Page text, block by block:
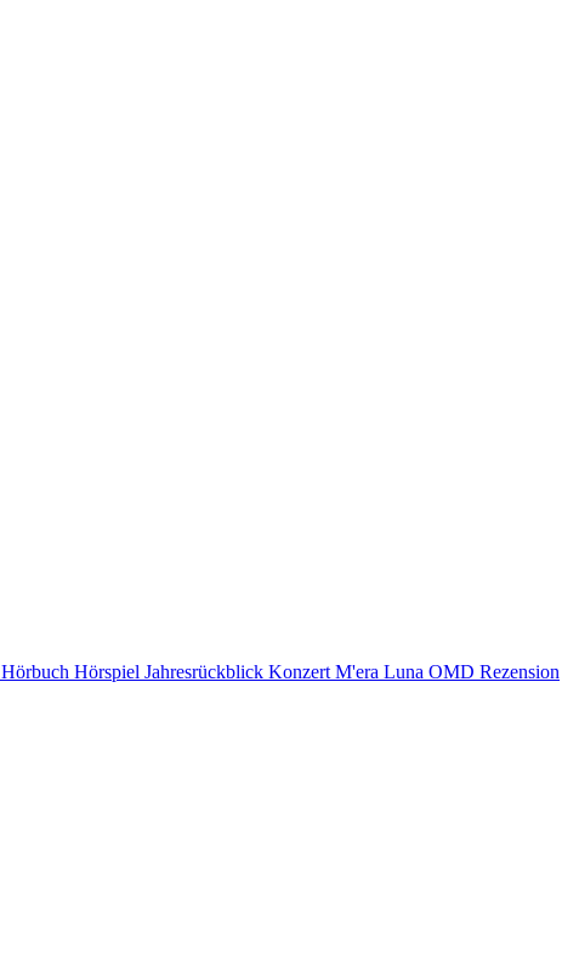
Hörbuch Hörspiel Jahresrückblick Konzert M'era Luna OMD Rezension